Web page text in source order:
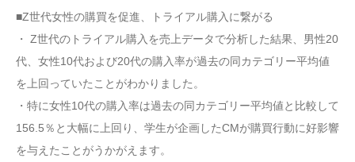
■Z世代女性の購買を促進、トライアル購入に繋がる
・ Z世代のトライアル購入を売上データで分析した結果、男性20
代、女性10代および20代の購入率が過去の同カテゴリー平均値
を上回っていたことがわかりました。
・特に女性10代の購入率は過去の同カテゴリー平均値と比較して
156.5％と大幅に上回り、学生が企画したCMが購買行動に好影響
を与えたことがうかがえます。